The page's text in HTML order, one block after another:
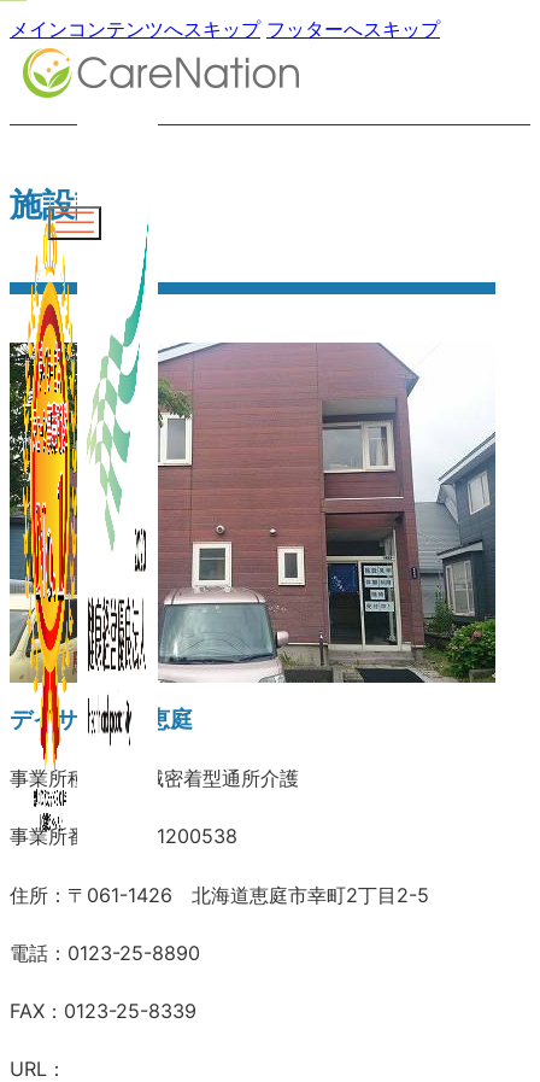
メインコンテンツへスキップ フッターへスキップ
施設詳細
デイサービス恵庭
事業所種別：地域密着型通所介護
事業所番号：0171200538
住所：〒061-1426 北海道恵庭市幸町2丁目2-5
電話：0123-25-8890
FAX：0123-25-8339
URL：